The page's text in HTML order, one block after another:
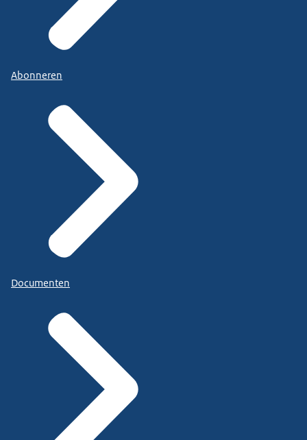
Abonneren
Documenten